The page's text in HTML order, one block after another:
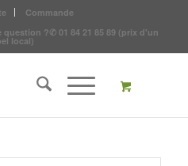
Commande
question ?✆ 01 84 21 85 89 (prix d'un
local)